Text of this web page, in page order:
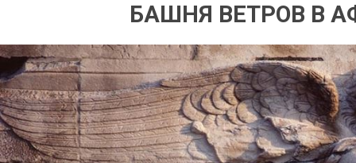
БАШНЯ ВЕТРОВ В